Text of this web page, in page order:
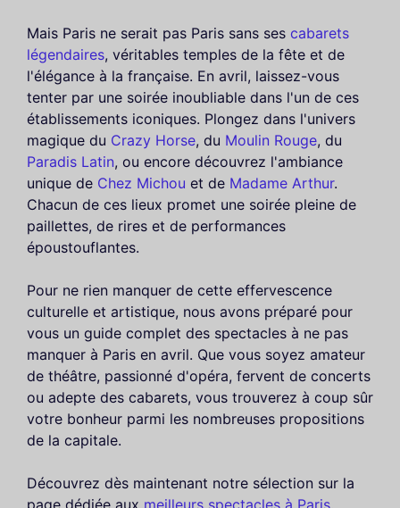
Mais Paris ne serait pas Paris sans ses cabarets
légendaires, véritables temples de la fête et de
l'élégance à la française. En avril, laissez-vous
tenter par une soirée inoubliable dans l'un de ces
établissements iconiques. Plongez dans l'univers
magique du Crazy Horse, du Moulin Rouge, du
Paradis Latin, ou encore découvrez l'ambiance
unique de Chez Michou et de Madame Arthur.
Chacun de ces lieux promet une soirée pleine de
paillettes, de rires et de performances
époustouflantes.
Pour ne rien manquer de cette effervescence
culturelle et artistique, nous avons préparé pour
vous un guide complet des spectacles à ne pas
manquer à Paris en avril. Que vous soyez amateur
de théâtre, passionné d'opéra, fervent de concerts
ou adepte des cabarets, vous trouverez à coup sûr
votre bonheur parmi les nombreuses propositions
de la capitale.
Découvrez dès maintenant notre sélection sur la
page dédiée aux meilleurs spectacles à Paris.